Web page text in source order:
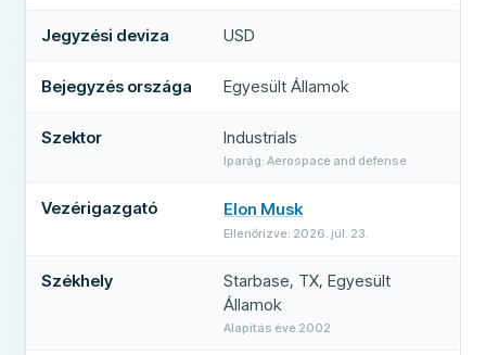
Jegyzési deviza USD
Bejegyzés országa Egyesült Államok
Szektor Industrials
Iparág: Aerospace and defense
Vezérigazgató Elon Musk
(új lapon nyílik meg
Ellenőrizve: 2026. júl. 23.
Székhely
Starbase, TX, Egyesült
Államok
Alapítás éve 2002